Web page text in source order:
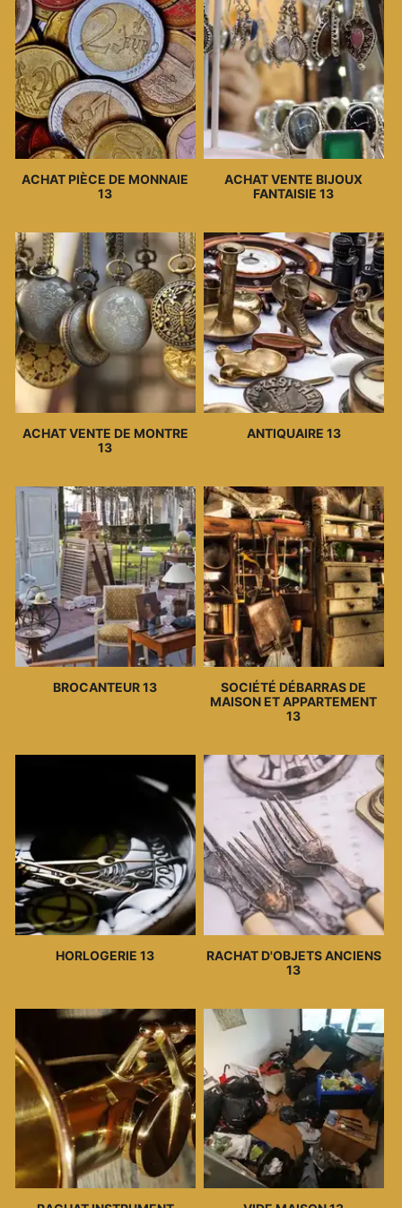
ACHAT PIÈCE DE MONNAIE
13
ACHAT VENTE BIJOUX
FANTAISIE 13
ACHAT VENTE DE MONTRE
13
ANTIQUAIRE 13
BROCANTEUR 13
SOCIÉTÉ DÉBARRAS DE
MAISON ET APPARTEMENT
13
HORLOGERIE 13
RACHAT D'OBJETS ANCIENS
13